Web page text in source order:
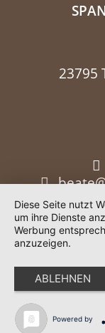
23795
Diese Seite nutzt
um ihre Dienste
Werbung
anzuzeigen.
ABLEHNEN
Powered by